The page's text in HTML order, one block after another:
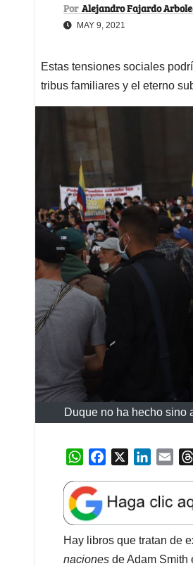
Por Alejandro Fajardo
MAY 9, 2021
Estas tensiones sociales
tribus familiares y el eterno
Duque no ha hecho sino
W
a
t
s
A
p
e
b
o
o
k
e
d
I
l
Hay libros que tratan de
naciones de Adam Smith